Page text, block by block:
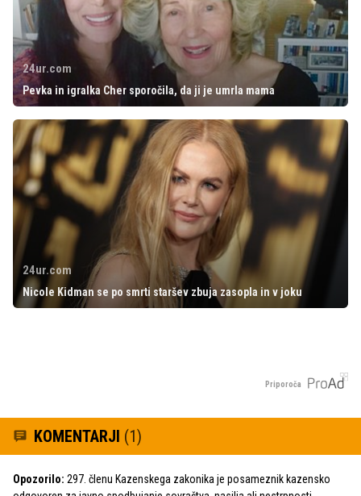
24ur.com
Pevka in igralka Cher sporočila, da ji je umrla mama
24ur.com
Nicole Kidman se po smrti staršev zbuja zasopla in v joku
Priporoča
KOMENTARJI (1)
Opozorilo: 297. členu Kazenskega zakonika je posameznik kazensko